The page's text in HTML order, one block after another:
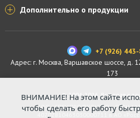
Дополнительно о продукции
+7 (926)
Адрес: г. Москва, Варшавское шоссе, д.
173
© 2004-2026. Все права
ООО «СПЕЦПРОФКОНТУР», ОГРН
40702810463030000711 в АО
ВНИМАНИЕ! На этом сайте
чтобы сделать его работу